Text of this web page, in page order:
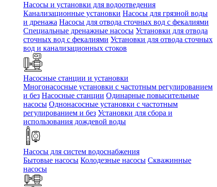
Насосы и установки для водоотведения
Канализационные установки Насосы для грязной воды
и дренажа Насосы для отвода сточных вод c фекалиями
Специальные дренажные насосы Установки для отвода
сточных вод c фекалиями Установки для отвода сточных
вод и канализационных стоков
Насосные станции и установки
Многонасосные установки с частотным регулированием
и без Насосные станции Одинарные повысительные
насосы Однонасосные установки с частотным
регулированием и без Установки для сбора и
использования дождевой воды
Насосы для систем водоснабжения
Бытовые насосы Колодезные насосы Скважинные
насосы